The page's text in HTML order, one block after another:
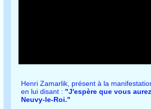
Henri Zamarlik, présent à la
en lui disant : "J'espère que vous
Neuvy-le-Roi."